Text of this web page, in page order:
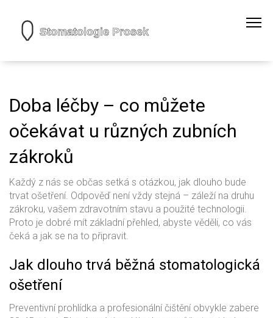
Doba léčby – co můžete
očekávat u různých zubních
zákroků
Každý z nás se občas setká s otázkou, jak dlouho bude
trvat ošetření. Odpověď není vždy stejná – záleží na druhu
zákroku, vašem zdravotním stavu a použité technologii.
Proto je dobré mít základní přehled, abyste věděli, co vás
čeká a jak se na to připravit.
Jak dlouho trvá běžná stomatologická
ošetření
Preventivní prohlídka a profesionální čištění obvykle zabere